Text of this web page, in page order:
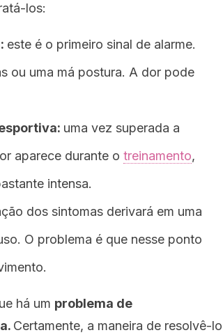
los:
este é o primeiro sinal de alarme.
ou uma má postura. A dor pode
uma vez superada a
aparece durante o treinamento,
intensa.
dos sintomas derivará em uma
O problema é que nesse ponto
há um problema de
Certamente, a maneira de resolvê-lo